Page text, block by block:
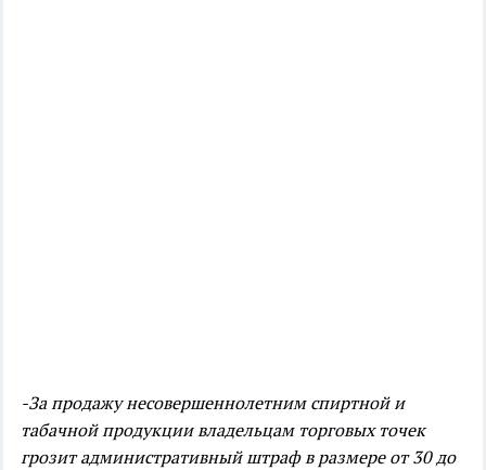
-За продажу несовершеннолетним спиртной и
табачной продукции владельцам торговых точек
грозит административный штраф в размере от 30 до